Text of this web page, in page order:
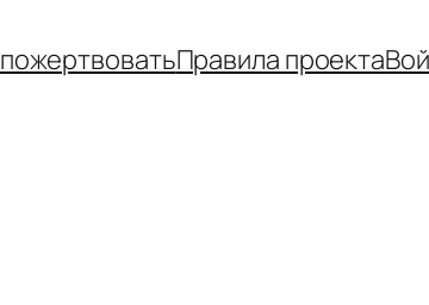
пожертвоватьПравила проекта